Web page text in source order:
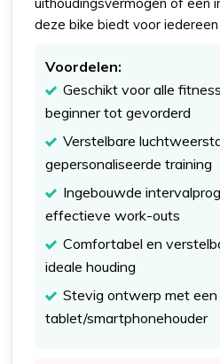
uithoudingsvermogen of een
deze bike biedt voor
Voordelen:
Geschikt voor alle
beginner tot gevorderd
Verstelbare
gepersonaliseerde training
Ingebouwde
effectieve work-outs
Comfortabel en
ideale houding
Stevig ontwerp met
tablet/smartphonehouder